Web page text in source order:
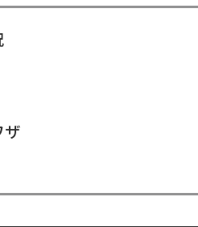
ザ